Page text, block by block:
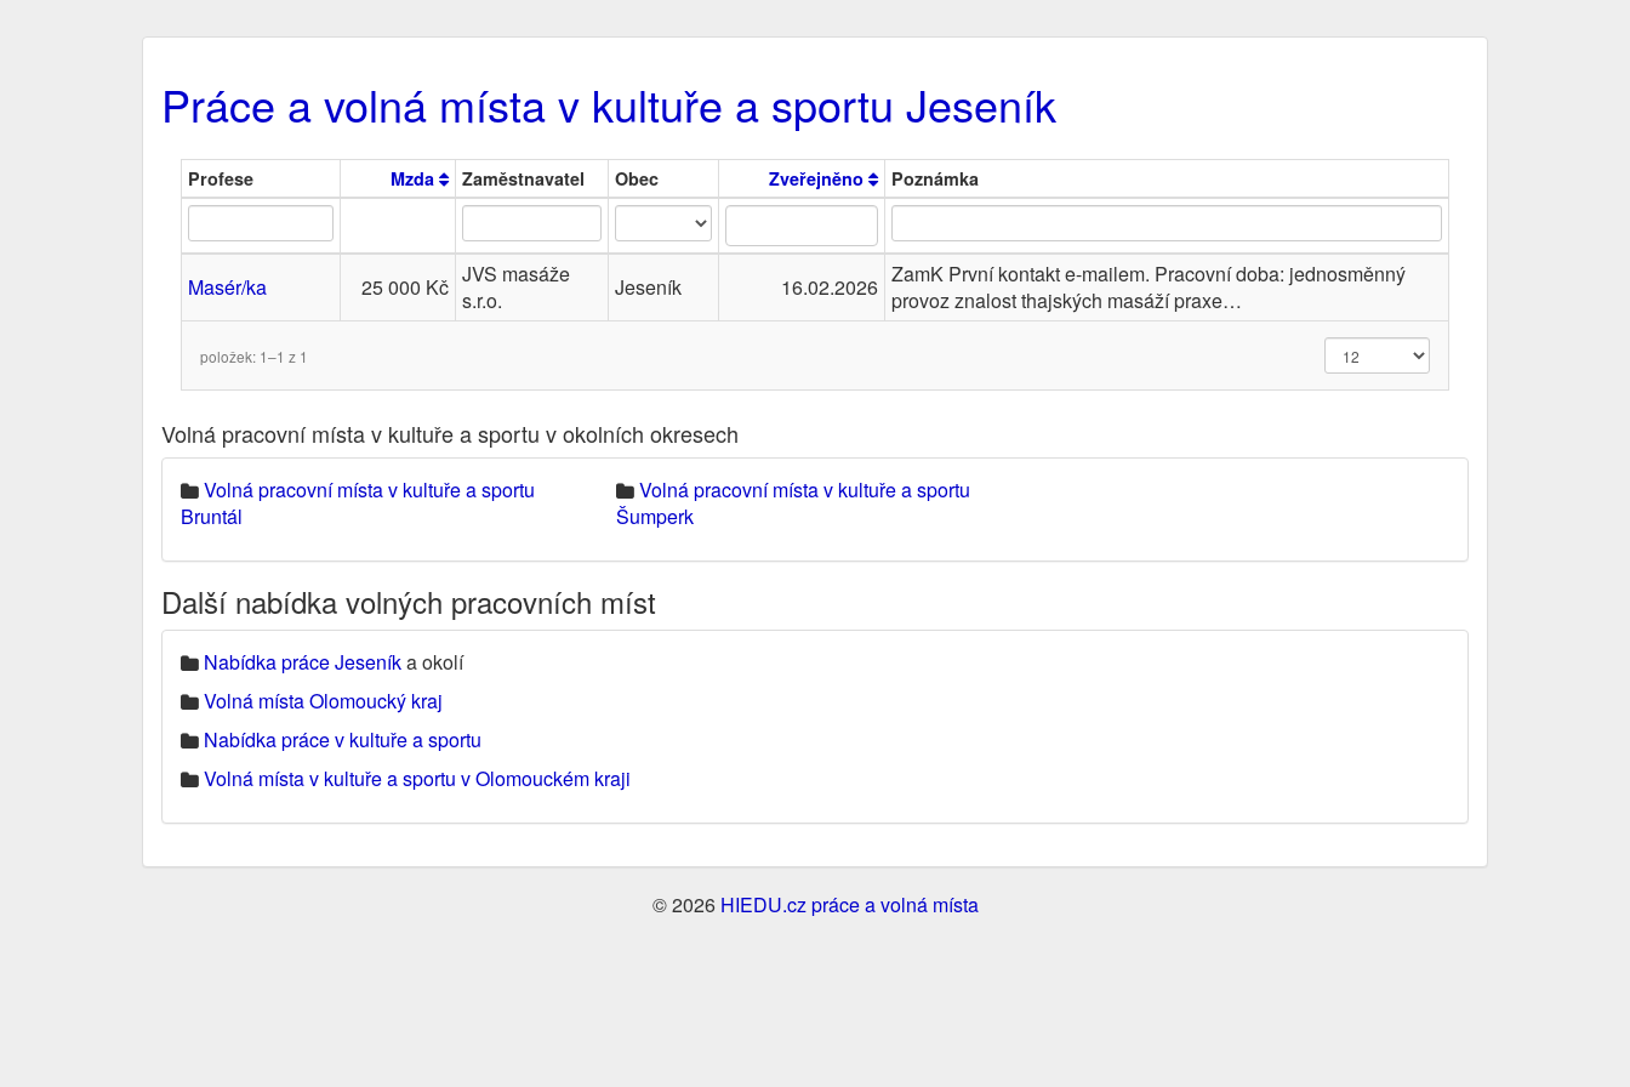
Práce a volná místa v kultuře a sportu Jeseník
Profese Mzda Zaměstnavatel Obec Zveřejněno Poznámka
Masér/ka 25 000 Kč JVS masáže
s.r.o.
Jeseník 16.02.2026 ZamK První kontakt e-mailem. Pracovní doba: jednosměnný
provoz znalost thajských masáží praxe…
položek: 1–1 z 1
Volná pracovní místa v kultuře a sportu v okolních okresech
Volná pracovní místa v kultuře a sportu
Bruntál
Volná pracovní místa v kultuře a sportu
Šumperk
Další nabídka volných pracovních míst
Nabídka práce Jeseníka okolí
Volná místa Olomoucký kraj
Nabídka práce v kultuře a sportu
Volná místa v kultuře a sportu v Olomouckém kraji
© 2026 HIEDU.cz práce a volná místa